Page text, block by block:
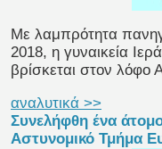
Με λαμπρότητα
2018, η γυναικεία
βρίσκεται στον λόφο
αναλυτικά >>
Συνελήφθη ένα
Αστυνομικό Τμήμα